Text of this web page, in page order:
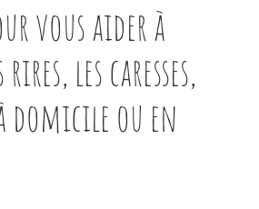
vous aider à
les caresses,
domicile ou en